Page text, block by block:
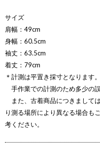
サイズ
肩幅：49cm
身幅：60.5cm
袖丈：63.5cm
着丈：79cm
＊計測は平置き採寸となります。
手作業での計測のため多少の
また、古着商品につきまして
り測る場所により異なる場合も
考ください。